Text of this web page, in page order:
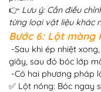
👉 Lưu ý: Cần điều
từng loại vật liệu khác
Bước 6: Lột màng
-Sau khi ép nhiệt
giây, sau đó bóc lớp
-Có hai phương pháp
✅ Lột nóng: Bóc ngay